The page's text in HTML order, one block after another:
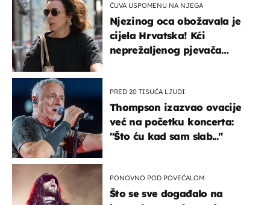
ČUVA USPOMENU NA NJEGA
Njezinog oca obožavala je
cijela Hrvatska! Kći
neprežaljenog pjevača
PRED 20 TISUĆA LJUDI
Thompson izazvao ovacije
već na početku koncerta:
"Što ću kad sam slab..."
PONOVNO POD POVEĆALOM
Što se sve događalo na